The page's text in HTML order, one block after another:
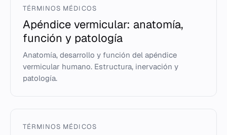
TÉRMINOS MÉDICOS
Apéndice vermicular: anatomía,
función y patología
Anatomía, desarrollo y función del apéndice
vermicular humano. Estructura, inervación y
patología.
TÉRMINOS MÉDICOS